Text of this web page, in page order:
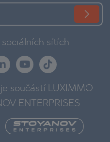
sítích
součástí LUXIMMO
ENTERPRISES